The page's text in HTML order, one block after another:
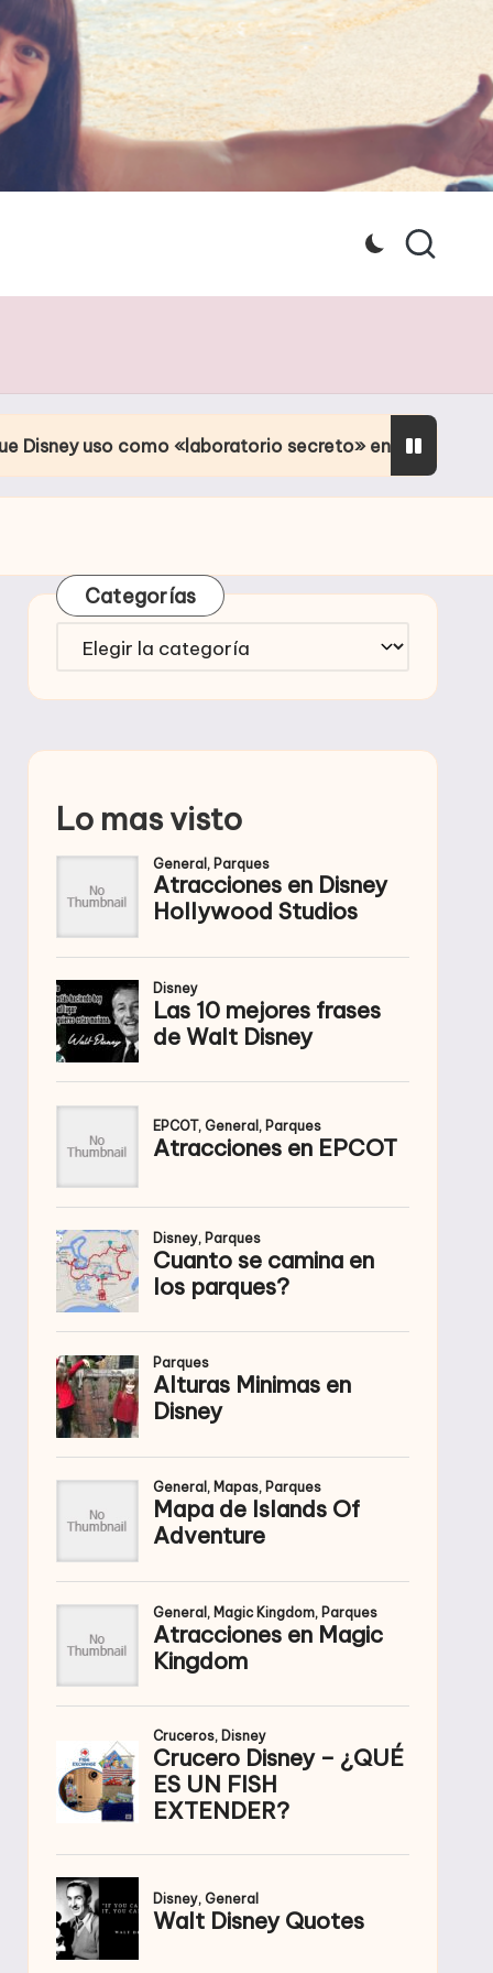
«laboratorio secreto» en Orlando
Categorías
Categorías
Lo mas visto